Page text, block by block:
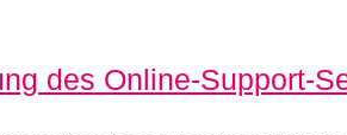
des Online-Support-